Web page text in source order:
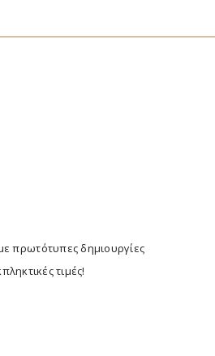
πρωτότυπες δημιουργίες
τιμές!